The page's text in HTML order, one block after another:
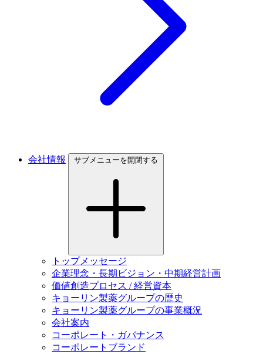
会社情報 サブメニューを開閉する
トップメッセージ
企業理念・長期ビジョン・中期経営計画
価値創造プロセス / 経営資本
キョーリン製薬グループの歴史
キョーリン製薬グループの事業概況
会社案内
コーポレート・ガバナンス
コーポレートブランド